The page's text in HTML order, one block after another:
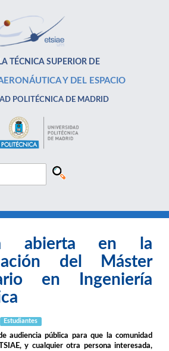
TÉCNICA SUPERIOR DE
Y DEL ESPACIO
POLITÉCNICA DE MADRID
abierta en la
del Máster
en Ingeniería
Estudiantes
audiencia pública para que la comunidad
y cualquier otra persona interesada,